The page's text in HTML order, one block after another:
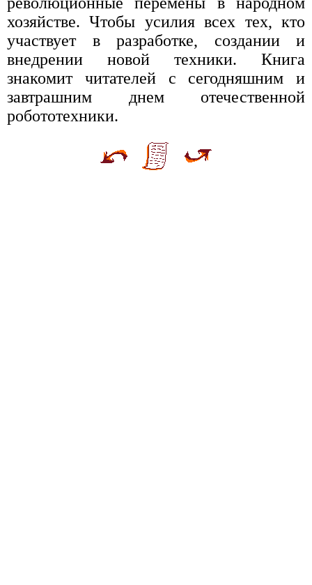
хозяйстве. Чтобы усилия всех тех, кто
участвует в разработке, создании и
внедрении новой техники. Книга
знакомит читателей с сегодняшним и
завтрашним днем отечественной
робототехники.